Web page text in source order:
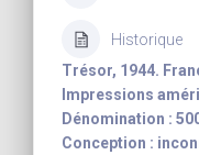
Historique
Trésor, 1944.
Impressions
Dénomination :
Conception :